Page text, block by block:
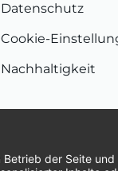
Datenschutz
Cookie-
Nachhaltigkeit